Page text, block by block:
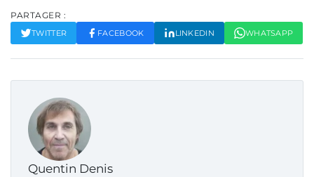
PARTAGER :
TWITTER FACEBOOK LINKEDIN WHATSAPP
Quentin Denis